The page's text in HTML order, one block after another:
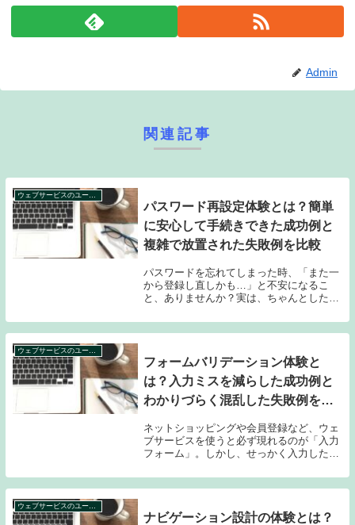
Admin
関連記事
ウェブサービスのユーザー体験事例集
パスワード再設定体験とは？簡単
に安心して手続きできた成功例と
複雑で放置された失敗例を比較
パスワードを忘れてしまった時、「また一
から登録し直しかも…」と不安になるこ
と、ありませんか？実は、ちゃんとしたウ
ードを再設定できるんです。でも、中には
手順が分かりづらくて、途中であきらめて
ウェブサービスのユーザー体験事例集
フォームバリデーション体験と
は？入力ミスを減らした成功例と
わかりづらく混乱した失敗例を比
ネットショッピングや会員登録など、ウェ
ブサービスを使うと必ず現れるのが「入力
フォーム」。しかし、せっかく入力したの
か分からずイライラ…こんな体験、誰しも
一度はあるはずです。逆に、スムーズに入
ウェブサービスのユーザー体験事例集
ナビゲーション設計の体験とは？